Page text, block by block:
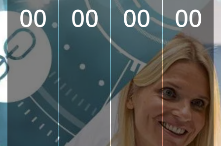
00 00 00 00